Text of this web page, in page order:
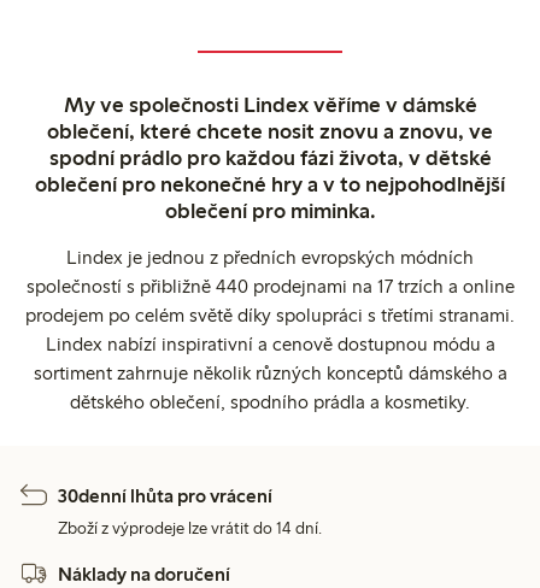
My ve společnosti Lindex věříme v dámské
oblečení, které chcete nosit znovu a znovu, ve
spodní prádlo pro každou fázi života, v dětské
oblečení pro nekonečné hry a v to nejpohodlnější
oblečení pro miminka.
Lindex je jednou z předních evropských módních
společností s přibližně 440 prodejnami na 17 trzích a online
prodejem po celém světě díky spolupráci s třetími stranami.
Lindex nabízí inspirativní a cenově dostupnou módu a
sortiment zahrnuje několik různých konceptů dámského a
dětského oblečení, spodního prádla a kosmetiky.
30denní lhůta pro vrácení
Zboží z výprodeje lze vrátit do 14 dní.
Náklady na doručení